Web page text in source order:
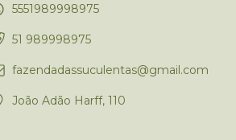
5551989998975
51 989998975
fazendadassuculentas@gmail.com
João Adão Harff, 110